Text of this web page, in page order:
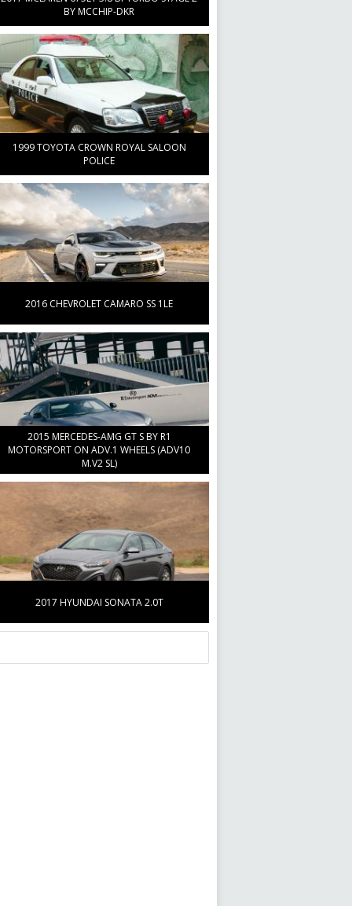
BY MCCHIP-DKR
1999 TOYOTA CROWN ROYAL SALOON
POLICE
2016 CHEVROLET CAMARO SS 1LE
2015 MERCEDES-AMG GT S BY R1
MOTORSPORT ON ADV.1 WHEELS (ADV10
M.V2 SL)
2017 HYUNDAI SONATA 2.0T